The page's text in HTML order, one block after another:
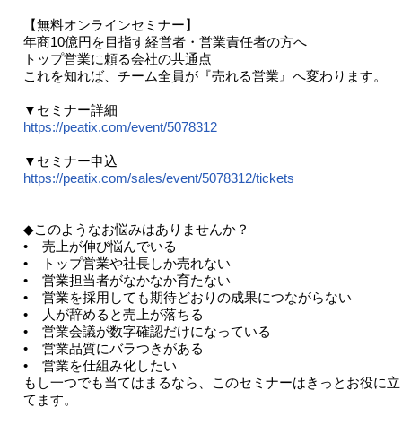
【無料オンラインセミナー】
年商10億円を目指す経営者・営業責任者の方へ
トップ営業に頼る会社の共通点
これを知れば、チーム全員が『売れる営業』へ変わります。
▼セミナー詳細
https://peatix.com/event/5078312
▼セミナー申込
https://peatix.com/sales/event/5078312/tickets
◆このようなお悩みはありませんか？
• 売上が伸び悩んでいる
• トップ営業や社長しか売れない
• 営業担当者がなかなか育たない
• 営業を採用しても期待どおりの成果につながらない
• 人が辞めると売上が落ちる
• 営業会議が数字確認だけになっている
• 営業品質にバラつきがある
• 営業を仕組み化したい
もし一つでも当てはまるなら、このセミナーはきっとお役に立
てます。